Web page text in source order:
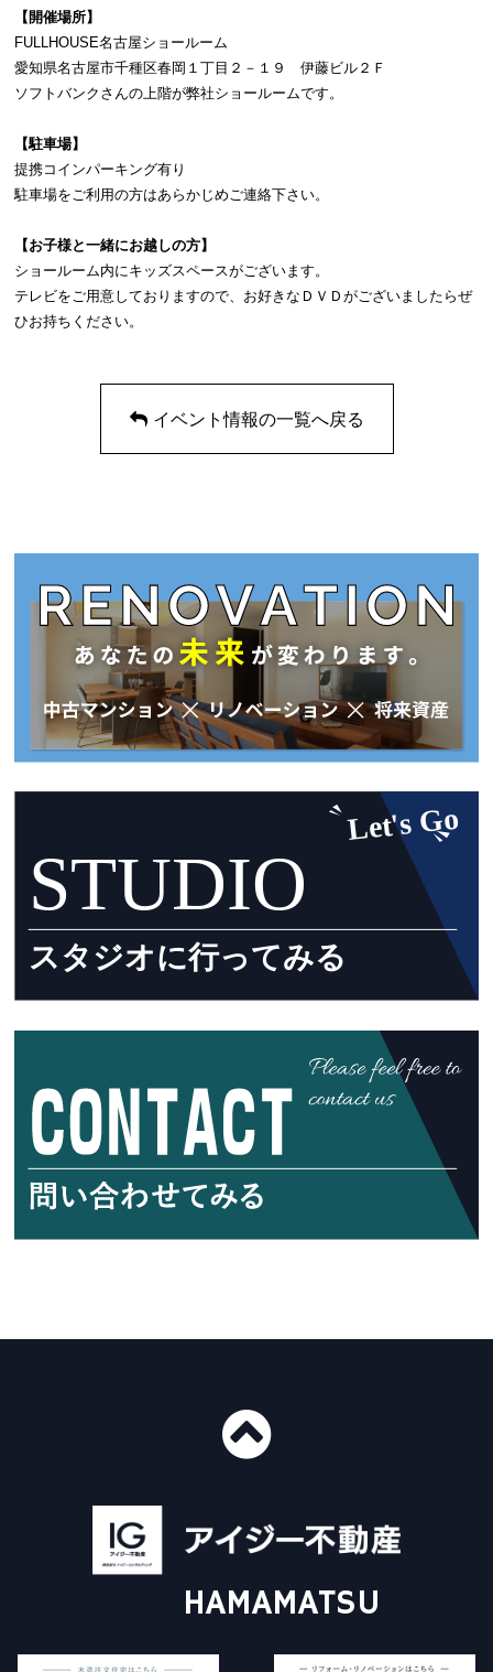
【開催場所】
FULLHOUSE名古屋ショールーム
愛知県名古屋市千種区春岡１丁目２－１９ 伊藤ビル２Ｆ
ソフトバンクさんの上階が弊社ショールームです。
【駐車場】
提携コインパーキング有り
駐車場をご利用の方はあらかじめご連絡下さい。
【お子様と一緒にお越しの方】
ショールーム内にキッズスペースがございます。
テレビをご用意しておりますので、お好きなＤＶＤがございましたらぜ
ひお持ちください。
イベント情報の一覧へ戻る
■免許番号
建設業許可 国土交通大臣許可（般-4）第20412号
宅地建物取引業 国土交通大臣（3）第8168号
HAMAMATSU